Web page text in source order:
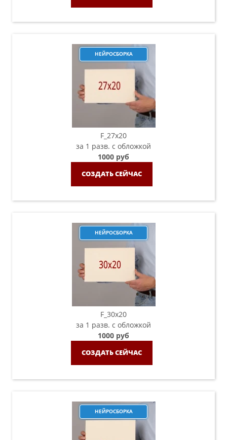
НЕЙРОСБОРКА
F_27x20
за 1 разв. с обложкой
1000 руб
СОЗДАТЬ СЕЙЧАС
НЕЙРОСБОРКА
F_30х20
за 1 разв. с обложкой
1000 руб
СОЗДАТЬ СЕЙЧАС
НЕЙРОСБОРКА